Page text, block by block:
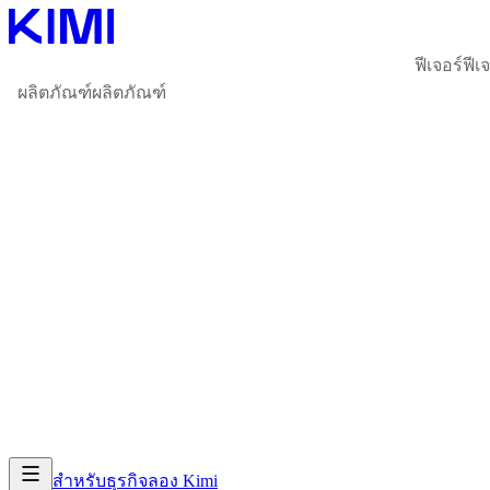
ผลิตภัณฑ์ผลิตภัณฑ์
ฟีเจอร์ฟีเ
สำหรับธุรกิจลอง Kimi